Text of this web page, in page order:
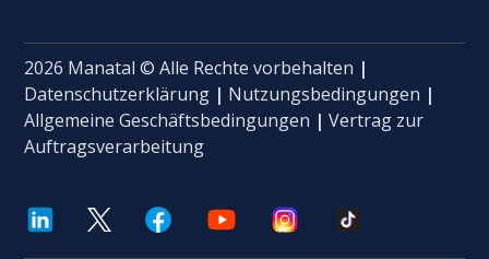
2026 Manatal © Alle Rechte vorbehalten |
Datenschutzerklärung | Nutzungsbedingungen |
Allgemeine Geschäftsbedingungen | Vertrag zur
Auftragsverarbeitung